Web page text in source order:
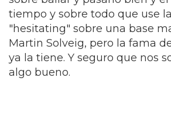
tiempo y sobre todo que use
"hesitating" sobre una base
Martin Solveig, pero la fama
ya la tiene. Y seguro que nos
algo bueno.